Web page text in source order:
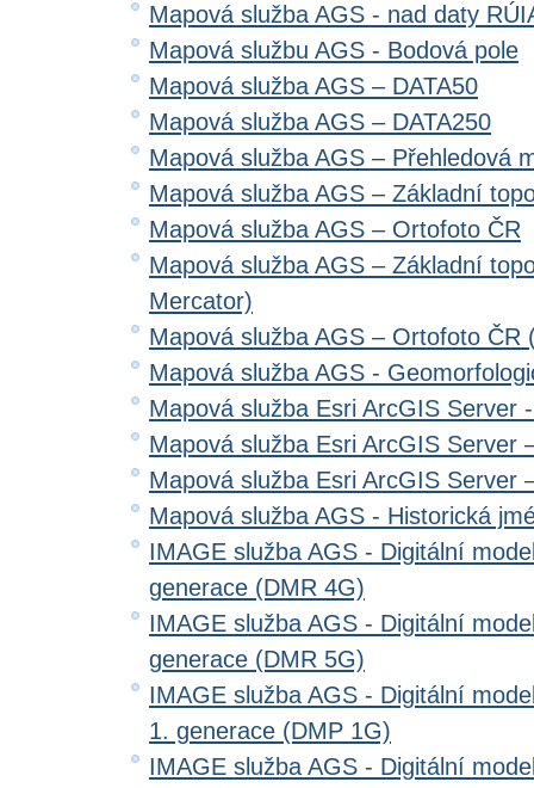
Mapová služba AGS - nad daty
Mapová službu AGS - Bodová pole
Mapová služba AGS – DATA50
Mapová služba AGS – DATA250
Mapová služba AGS – Přehledová
Mapová služba AGS – Základní
Mapová služba AGS – Ortofoto ČR
Mapová služba AGS – Základní
Mercator)
Mapová služba AGS – Ortofoto ČR
Mapová služba AGS -
Mapová služba Esri ArcGIS Server
Mapová služba Esri ArcGIS Server
Mapová služba Esri ArcGIS Server
Mapová služba AGS - Historická
IMAGE služba AGS - Digitální
generace (DMR 4G)
IMAGE služba AGS - Digitální
generace (DMR 5G)
IMAGE služba AGS - Digitální
1. generace (DMP 1G)
IMAGE služba AGS - Digitální